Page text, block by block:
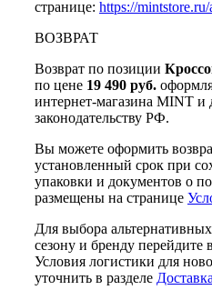
странице: https://
ВОЗВРАТ
Возврат по позиции
по цене 19 490 руб.
интернет-магазина MINT
законодательству РФ.
Вы можете оформить
установленный срок при
упаковки и документов о
размещены на странице
Для выбора
сезону и бренду перейдите
Условия логистики для
уточнить в разделе Доставка